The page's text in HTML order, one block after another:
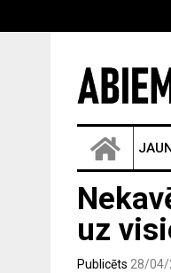
uz
Publicēts 28/04/